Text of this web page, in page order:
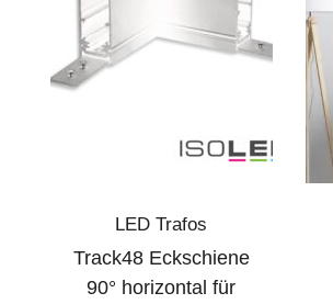
LED Trafos
Track48 Eckschiene
90° horizontal für